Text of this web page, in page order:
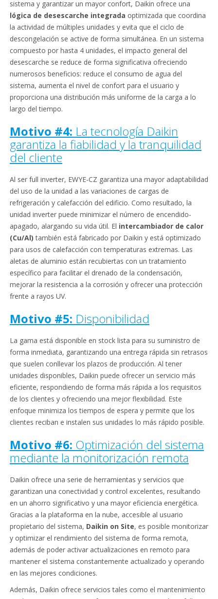
sistema y garantizar un mayor confort, Daikin ofrece una
lógica de desescarche integrada optimizada que coordina
la actividad de múltiples unidades y evita que el ciclo de
descongelación se active de forma simultánea. En un sistema
compuesto por hasta 4 unidades, el impacto general del
desescarche se reduce de forma significativa ofreciendo
numerosos beneficios: reduce el consumo de agua del
sistema, aumenta el nivel de confort para el usuario y
proporciona una distribución más uniforme de la carga a lo
largo del tiempo.
Motivo #4: La tecnología Daikin
garantiza la fiabilidad y la tranquilidad
del cliente
Al ser full inverter, EWYE-CZ garantiza una mayor adaptabilidad
del uso de la unidad a las variaciones de cargas de
refrigeración y calefacción del edificio. Como resultado, la
unidad inverter puede minimizar el número de encendido-
apagado, alargando su vida útil. El intercambiador de calor
(Cu/Al)también está fabricado por Daikin y está optimizado
para usos de calefacción con temperaturas extremas. Las
aletas de aluminio están recubiertas con un tratamiento
específico para facilitar el drenado de la condensación,
mejorar la resistencia a la corrosión y ofrecer una protección
frente a rayos UV.
Motivo #5: Disponibilidad
La gama está disponible en stock lista para su suministro de
forma inmediata, garantizando una entrega rápida sin retrasos
que suelen conllevar los plazos de producción. Al tener
unidades disponibles, Daikin puede ofrecer un servicio más
eficiente, respondiendo de forma más rápida a los requisitos
de los clientes y ofreciendo una mejor flexibilidad. Este
enfoque minimiza los tiempos de espera y permite que los
clientes reciban e instalen sus unidades lo más rápido posible.
Motivo #6: Optimización del sistema
mediante la monitorización remota
Daikin ofrece una serie de herramientas y servicios que
garantizan una conectividad y control excelentes, resultando
en un ahorro significativo y una mayor eficiencia energética.
Gracias a la plataforma en la nube, accesible al usuario
propietario del sistema, Daikin on Site, es posible monitorizar
y optimizar el rendimiento del sistema de forma remota,
además de poder activar actualizaciones en remoto para
mantener el sistema constantemente actualizado y operando
en las mejores condiciones.
Además, Daikin ofrece servicios tales como el mantenimiento